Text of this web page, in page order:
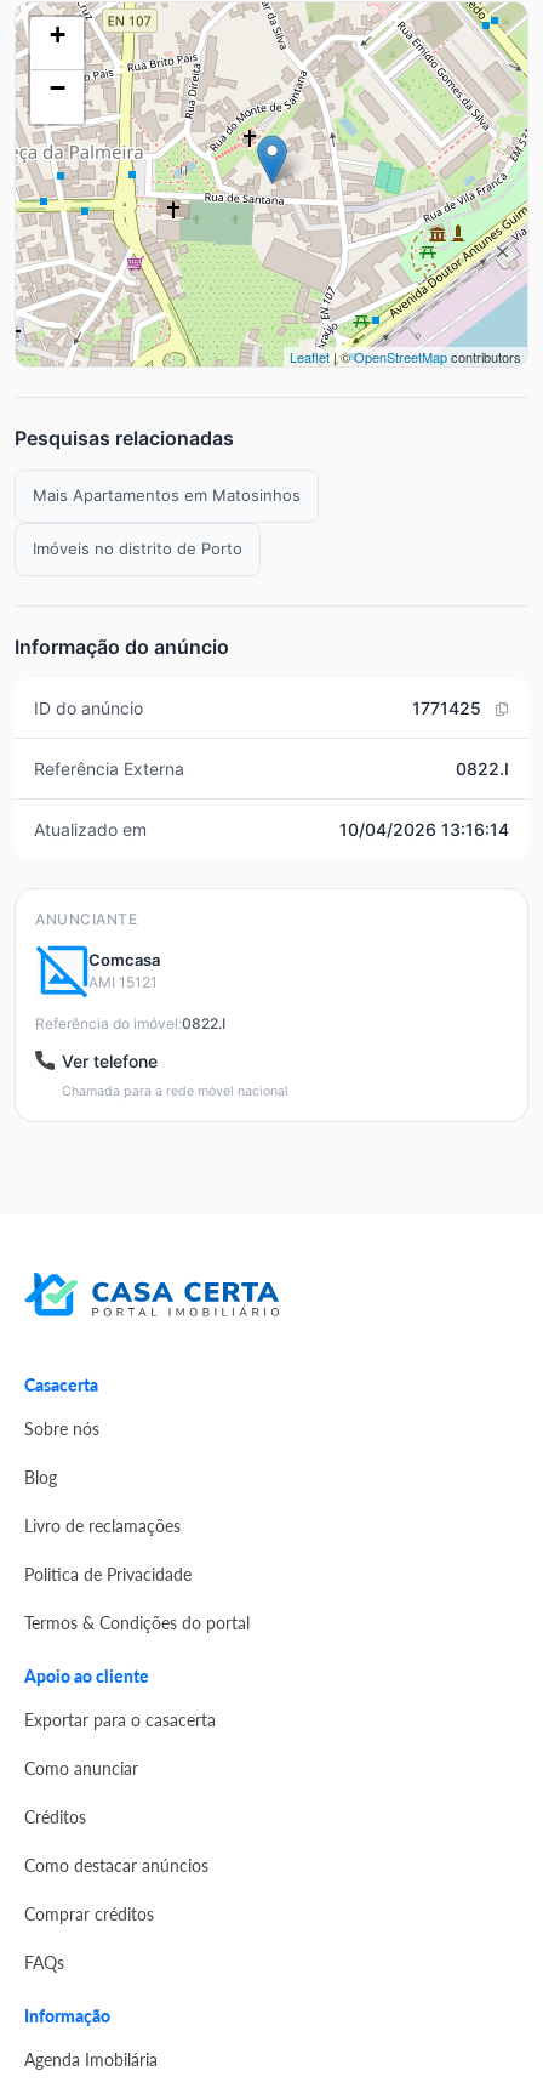
+
−
Leaflet| ©OpenStreetMapcontributors
Pesquisas relacionadas
Mais Apartamentos em Matosinhos
Imóveis no distrito de Porto
Informação do anúncio
ID do anúncio 1771425
Referência Externa 0822.I
Atualizado em 10/04/2026 13:16:14
ANUNCIANTE
Comcasa
AMI 15121
Referência do imóvel:0822.I
Ver telefone
Chamada para a rede móvel nacional
Casacerta
Sobre nós
Blog
Livro de reclamações
Politica de Privacidade
Termos & Condições do portal
Apoio ao cliente
Exportar para o casacerta
Como anunciar
Créditos
Como destacar anúncios
Comprar créditos
FAQs
Informação
Agenda Imobilária